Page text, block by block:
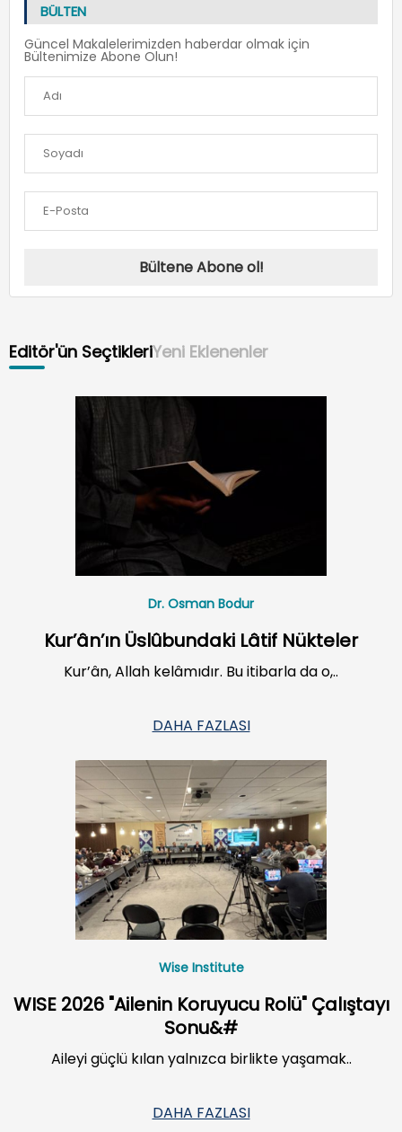
BÜLTEN
Güncel Makalelerimizden haberdar olmak için
Bültenimize Abone Olun!
Bültene Abone ol!
Editör'ün SeçtikleriYeni Eklenenler
Dr. Osman Bodur
Kur’ân’ın Üslûbundaki Lâtif Nükteler
Kur’ân, Allah kelâmıdır. Bu itibarla da o,..
DAHA FAZLASI
Wise Institute
WISE 2026 "Ailenin Koruyucu Rolü" Çalıştayı
Sonu&#
Aileyi güçlü kılan yalnızca birlikte yaşamak..
DAHA FAZLASI